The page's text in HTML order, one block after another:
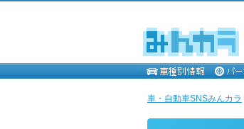
車・自動車SNSみんカラ